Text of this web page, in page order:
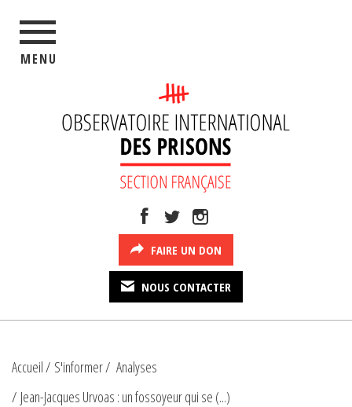
MENU
FAIRE UN DON
NOUS CONTACTER
Accueil S'informer
Analyses
Jean-Jacques Urvoas : un fossoyeur qui se (...)